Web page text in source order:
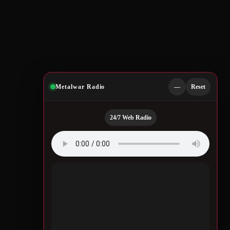
Metalwar Radio — Reset
24/7 Web Radio